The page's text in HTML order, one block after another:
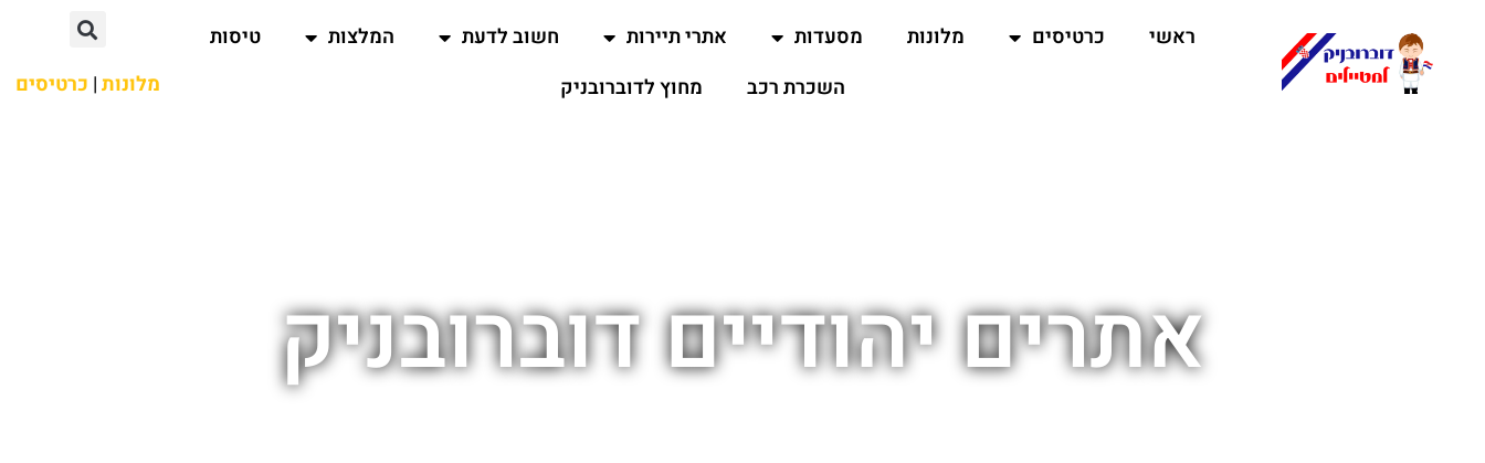
ראשי כרטיסים מלונות מסעדות אתרי תיירות חשוב לדעת המלצות
טיסות
השכרת רכב
מחוץ לדוברובניק מלונות| כרטיסים
אתרים יהודיים דוברובניק